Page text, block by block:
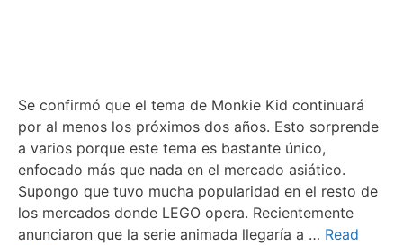
Se confirmó que el tema de Monkie Kid continuará
por al menos los próximos dos años. Esto sorprende
a varios porque este tema es bastante único,
enfocado más que nada en el mercado asiático.
Supongo que tuvo mucha popularidad en el resto de
los mercados donde LEGO opera. Recientemente
anunciaron que la serie animada llegaría a … Read